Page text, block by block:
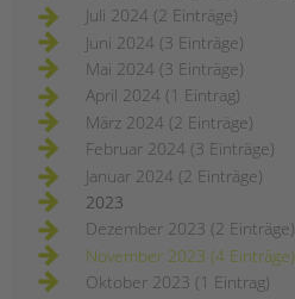
Juli 2024 (2 Einträge)
Juni 2024 (3 Einträge)
Mai 2024 (3 Einträge)
April 2024 (1 Eintrag)
März 2024 (2 Einträge)
Februar 2024 (3 Einträge)
Januar 2024 (2 Einträge)
2023
Dezember 2023 (2 Einträge)
November 2023 (4 Einträge)
Oktober 2023 (1 Eintrag)